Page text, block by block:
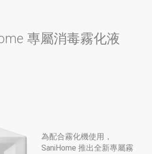
專屬消毒霧化液
為配合霧化機使用，
SaniHome 推出全新專屬霧